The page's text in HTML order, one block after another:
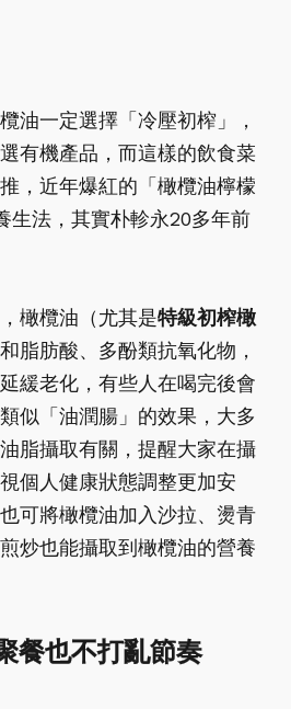
油一定選擇「冷壓初榨」，
有機產品，而這樣的飲食菜
，近年爆紅的「橄欖油檸檬
法，其實朴軫永20多年前
橄欖油（尤其是特級初榨橄
脂肪酸、多酚類抗氧化物，
緩老化，有些人在喝完後會
似「油潤腸」的效果，大多
脂攝取有關，提醒大家在攝
個人健康狀態調整更加安
可將橄欖油加入沙拉、燙青
炒也能攝取到橄欖油的營養
餐也不打亂節奏